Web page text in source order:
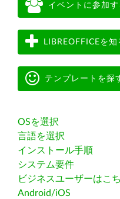
イベントに参加す
LIBREOFFICEを知
テンプレートを探
OSを選択
言語を選択
インストール手順
システム要件
ビジネスユーザーはこ
Android/iOS